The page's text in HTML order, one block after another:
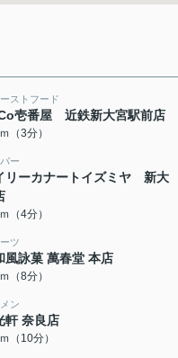
ストフード
壱番屋 近鉄新大宮駅前店
（3分）
ー
リーカナートイズミヤ 新大
（4分）
ツ
風詠菓 萬春堂 本店
（8分）
ン
軒 奈良店
（10分）